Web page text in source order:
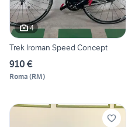
4
Trek Iroman Speed Concept
910 €
Roma (RM)